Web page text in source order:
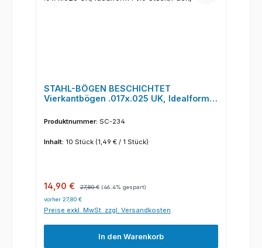
STAHL-BÖGEN BESCHICHTET
Vierkantbögen .017x.025 UK, Idealform I
Produktnummer: SC-234
Inhalt: 10 Stück (1,49 € / 1 Stück)
Verkaufspreis:
14,90 € Regulärer Preis:
27,80 € (46.4% gespart)
vorher 27,80 €
Preise exkl. MwSt. zzgl. Versandkosten
In den Warenkorb